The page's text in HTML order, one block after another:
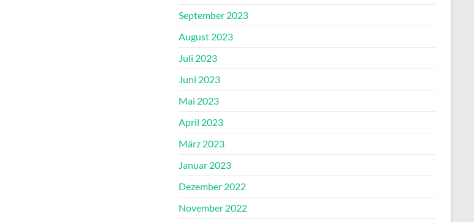
September 2023
August 2023
Juli 2023
Juni 2023
Mai 2023
April 2023
März 2023
Januar 2023
Dezember 2022
November 2022